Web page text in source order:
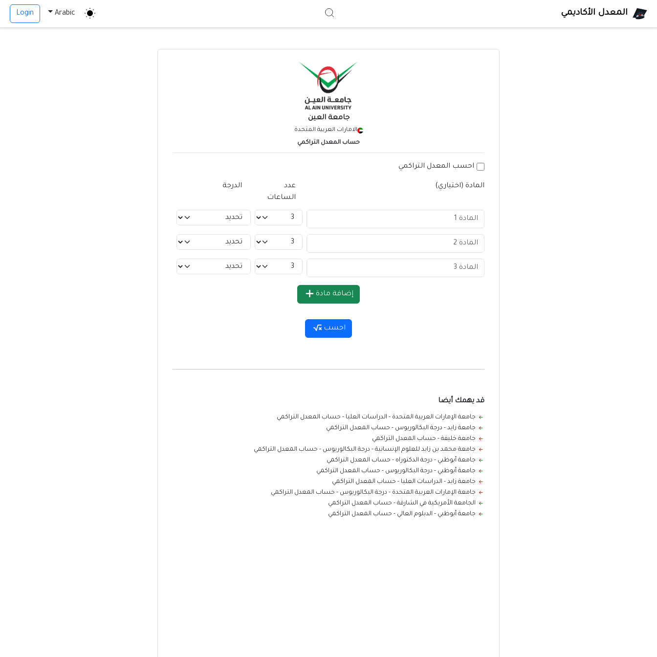
المعدل الأكاديمي Arabic
Login
جامعة العين
الامارات العربية المتحدة
حساب المعدل التراكمي
احسب المعدل التراكمي
المادة (اختياري)
عدد
الساعات
الدرجة
إضافة مادة
احسب
قد يهمك أيضا
جامعة الإمارات العربية المتحدة - الدراسات العليا - حساب المعدل التراكمي
جامعة زايد - درجة البكالوريوس - حساب المعدل التراكمي
جامعة خليفة - حساب المعدل التراكمي
جامعة محمد بن زايد للعلوم الإنسانية - درجة البكالوريوس - حساب المعدل التراكمي
جامعة أبوظبي - درجة الدكتوراه - حساب المعدل التراكمي
جامعة أبوظبي - درجة البكالوريوس - حساب المعدل التراكمي
جامعة زايد - الدراسات العليا - حساب المعدل التراكمي
جامعة الإمارات العربية المتحدة - درجة البكالوريوس - حساب المعدل التراكمي
الجامعة الأمريكية في الشارقة - حساب المعدل التراكمي
جامعة أبوظبي - الدبلوم العالي - حساب المعدل التراكمي